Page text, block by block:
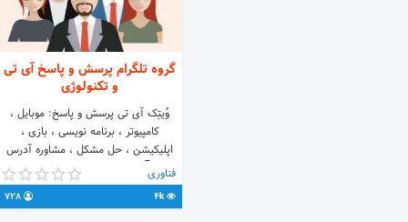
گروه تلگرام پرسش و پاسخ آی تی
و تکنولوژی
وُیتِک آی تی پرسش و پاسخ: موبایل ،
کامپیوتر ، برنامه نویسی ، بازی ،
اپلیکیشن ، حل مشکل ، مشاوره آدرس
کانال 👇 https://t.me/myvoytek لینک
گروه را با دوستان خود به اشتراک
بگذارید آدرس گروه👇
فناوری
4k
728